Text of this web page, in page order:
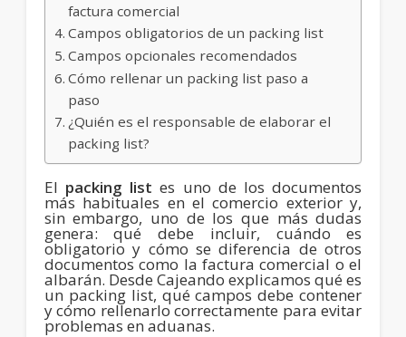
factura comercial
Campos obligatorios de un packing list
Campos opcionales recomendados
Cómo rellenar un packing list paso a
paso
¿Quién es el responsable de elaborar el
packing list?
El packing list es uno de los documentos
más habituales en el comercio exterior y,
sin embargo, uno de los que más dudas
genera: qué debe incluir, cuándo es
obligatorio y cómo se diferencia de otros
documentos como la factura comercial o el
albarán. Desde Cajeando explicamos qué es
un packing list, qué campos debe contener
y cómo rellenarlo correctamente para evitar
problemas en aduanas.